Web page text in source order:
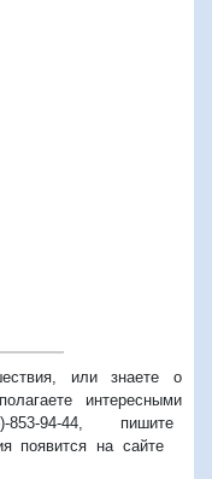
или знаете о
интересными
853-94-44, пишите
появится на сайте